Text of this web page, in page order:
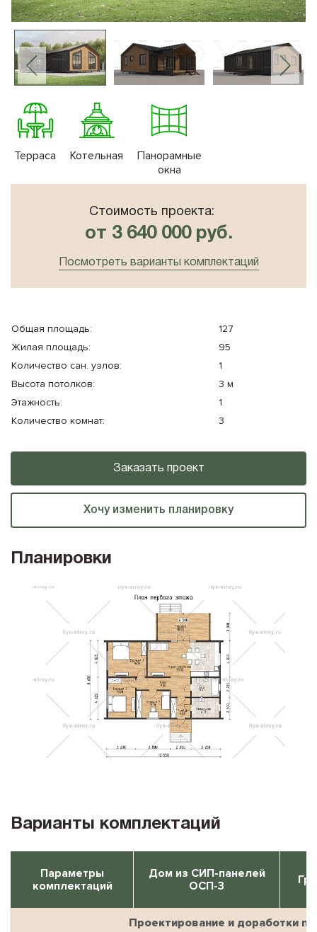
Терраса Котельная
Панорамные
окна
Стоимость проекта:
от 3 640 000 руб.
Посмотреть варианты комплектаций
Общая площадь:
127
Жилая площадь:
95
Количество cан. узлов:
1
Высота потолков:
3 м
Этажность:
1
Количество комнат:
3
Заказать проект
Хочу изменить планировку
Планировки
Варианты комплектаций
Параметры
комплектаций
Дом из СИП-панелей
ОСП-3
Проектирование и доработки
10x8
10x10
Плоская крыша
Сауна